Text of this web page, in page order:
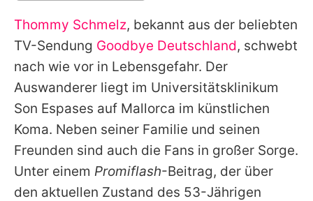
Alle Themen auf Promiflash
Jobs
App runterladen
Team
Redaktionelle Richtlinien
Impressum
Thommy Schmelz, bekannt aus der beliebten
TV-Sendung Goodbye Deutschland, schwebt
nach wie vor in Lebensgefahr. Der
Auswanderer liegt im Universitätsklinikum
Son Espases auf Mallorca im künstlichen
Koma. Neben seiner Familie und seinen
Freunden sind auch die Fans in großer Sorge.
Unter einem Promiflash-Beitrag, der über
den aktuellen Zustand des 53-Jährigen